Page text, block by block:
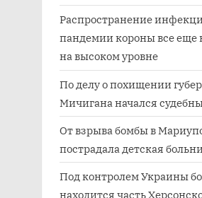
Распространение
пандемии короны все еще
на высоком уровне
По делу о похищении
Мичигана начался
От взрыва бомбы в
пострадала детская
Под контролем Украины
находится часть